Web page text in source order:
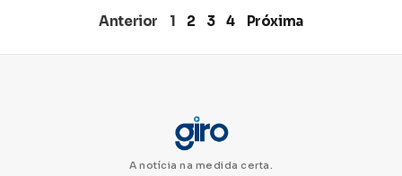
Anterior 1 2 3 4 Próxima
A notícia na medida certa.